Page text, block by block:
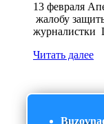
13 февраля
жалобу
журналистки
Читать далее